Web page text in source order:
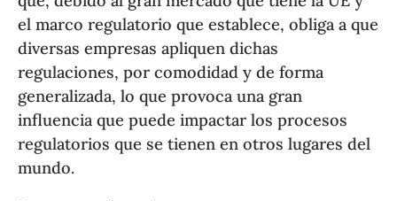
el marco regulatorio que establece, obliga a que
diversas empresas apliquen dichas
regulaciones, por comodidad y de forma
generalizada, lo que provoca una gran
influencia que puede impactar los procesos
regulatorios que se tienen en otros lugares del
mundo.